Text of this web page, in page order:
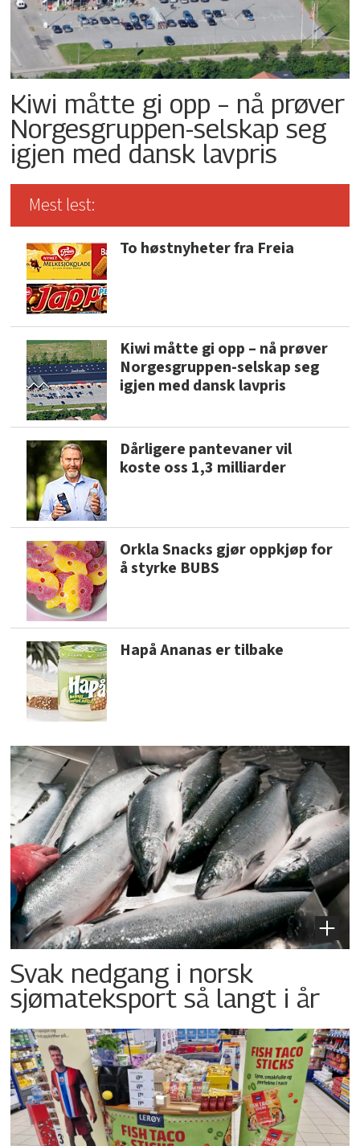
Kiwi måtte gi opp – nå prøver
Norgesgruppen-selskap seg
igjen med dansk lavpris
Mest lest:
To høstnyheter fra Freia
Kiwi måtte gi opp – nå prøver
Norgesgruppen-selskap seg
igjen med dansk lavpris
Dårligere pantevaner vil
koste oss 1,3 milliarder
Orkla Snacks gjør oppkjøp for
å styrke BUBS
Hapå Ananas er tilbake
Svak nedgang i norsk
sjømateksport så langt i år